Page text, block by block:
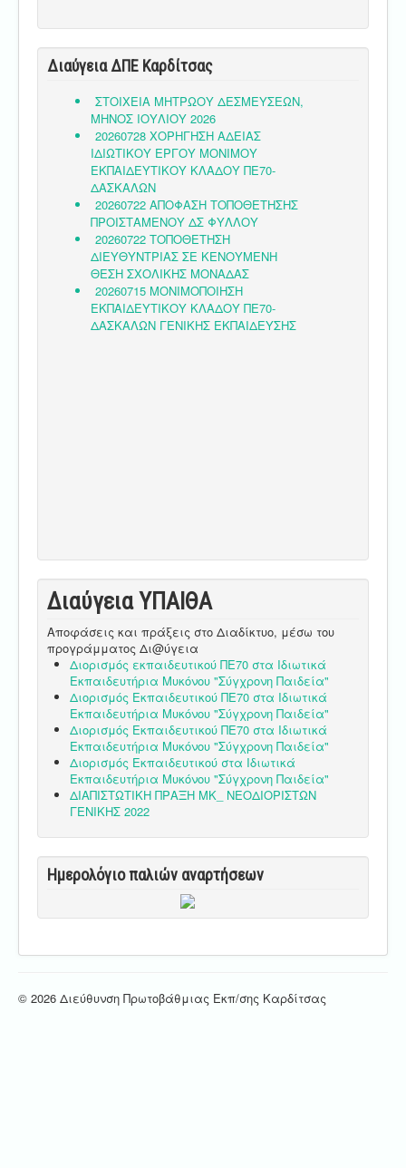
Διαύγεια ΔΠΕ Καρδίτσας
Διαύγεια ΥΠΑΙΘA
Αποφάσεις και πράξεις στο Διαδίκτυο, μέσω του
προγράμματος Δι@ύγεια
Διορισμός εκπαιδευτικού ΠΕ70 στα Ιδιωτικά
Εκπαιδευτήρια Μυκόνου "Σύγχρονη Παιδεία"
Διορισμός Εκπαιδευτικού ΠΕ70 στα Ιδιωτικά
Εκπαιδευτήρια Μυκόνου "Σύγχρονη Παιδεία"
Διορισμός Εκπαιδευτικού ΠΕ70 στα Ιδιωτικά
Εκπαιδευτήρια Μυκόνου "Σύγχρονη Παιδεία"
Διορισμός Εκπαιδευτικού στα Ιδιωτικά
Εκπαιδευτήρια Μυκόνου "Σύγχρονη Παιδεία"
ΔΙΑΠΙΣΤΩΤΙΚΗ ΠΡΑΞΗ ΜΚ_ ΝΕΟΔΙΟΡΙΣΤΩΝ
ΓΕΝΙΚΗΣ 2022
Ημερολόγιο παλιών αναρτήσεων
© 2026 Διεύθυνση Πρωτοβάθμιας Εκπ/σης Καρδίτσας